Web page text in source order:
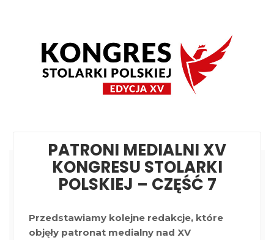
PATRONI MEDIALNI XV
KONGRESU STOLARKI
POLSKIEJ – CZĘŚĆ 7
Przedstawiamy kolejne redakcje, które
objęły patronat medialny nad XV